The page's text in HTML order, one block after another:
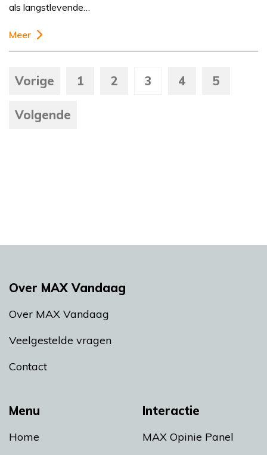
als langstlevende…
Meer
Vorige 1 2 3 4 5
Volgende
Menu
Home
Interactie
MAX Opinie Panel
Over MAX Vandaag
Over MAX Vandaag
Veelgestelde vragen
Contact